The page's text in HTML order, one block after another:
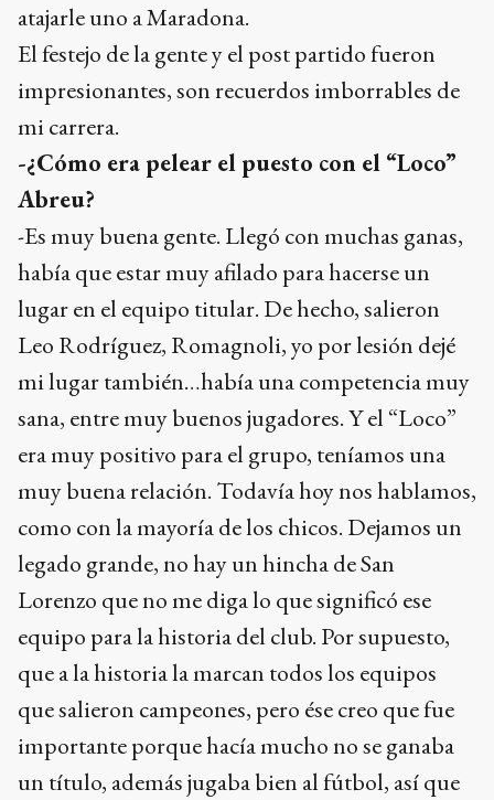
atajarle uno a Maradona.
El festejo de la gente y el post partido fueron
impresionantes, son recuerdos imborrables de
mi carrera.
-¿Cómo era pelear el puesto con el “Loco”
Abreu?
-Es muy buena gente. Llegó con muchas ganas,
había que estar muy afilado para hacerse un
lugar en el equipo titular. De hecho, salieron
Leo Rodríguez, Romagnoli, yo por lesión dejé
mi lugar también…había una competencia muy
sana, entre muy buenos jugadores. Y el “Loco”
era muy positivo para el grupo, teníamos una
muy buena relación. Todavía hoy nos hablamos,
como con la mayoría de los chicos. Dejamos un
legado grande, no hay un hincha de San
Lorenzo que no me diga lo que significó ese
equipo para la historia del club. Por supuesto,
que a la historia la marcan todos los equipos
que salieron campeones, pero ése creo que fue
importante porque hacía mucho no se ganaba
un título, además jugaba bien al fútbol, así que